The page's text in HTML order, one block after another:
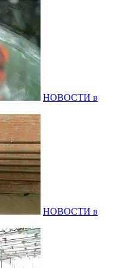
НОВОСТИ в
НОВОСТИ в